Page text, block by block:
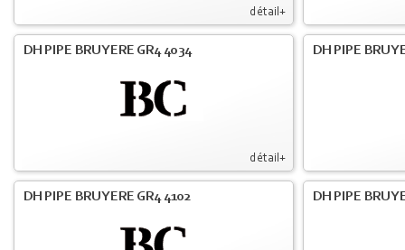
détail+
détail+
DH PIPE BRUYERE GR4 4034 DH PIPE
DH PIPE BRUYERE GR4 4102 DH PIPE